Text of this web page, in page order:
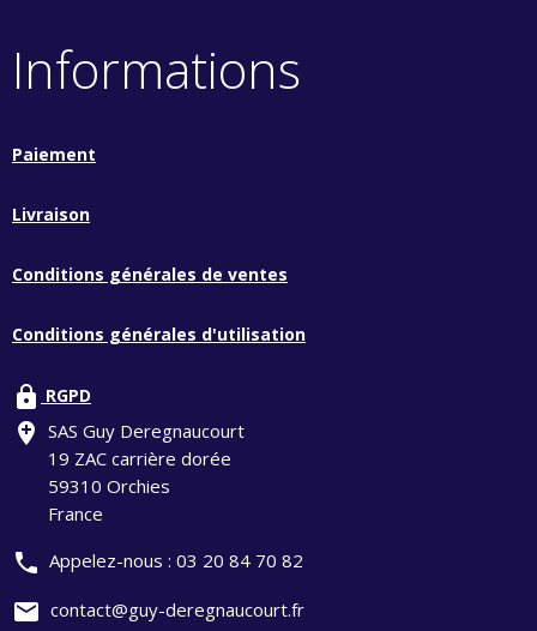
Informations
Paiement
Livraison
Conditions générales de ventes
Conditions générales d'utilisation
lock RGPD
add_location SAS Guy Deregnaucourt
19 ZAC carrière dorée
59310 Orchies
France
phone Appelez-nous : 03 20 84 70 82
mail contact@guy-deregnaucourt.fr